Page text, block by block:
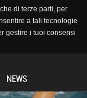
NEWS
di terze parti, per
a tali tecnologie
gestire i tuoi consensi